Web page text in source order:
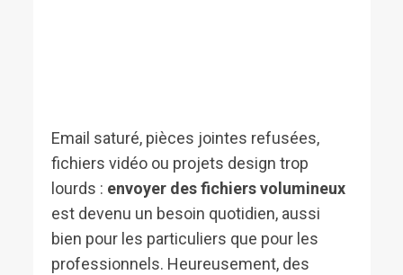
Email saturé, pièces jointes refusées,
fichiers vidéo ou projets design trop
lourds : envoyer des fichiers volumineux
est devenu un besoin quotidien, aussi
bien pour les particuliers que pour les
professionnels. Heureusement, des